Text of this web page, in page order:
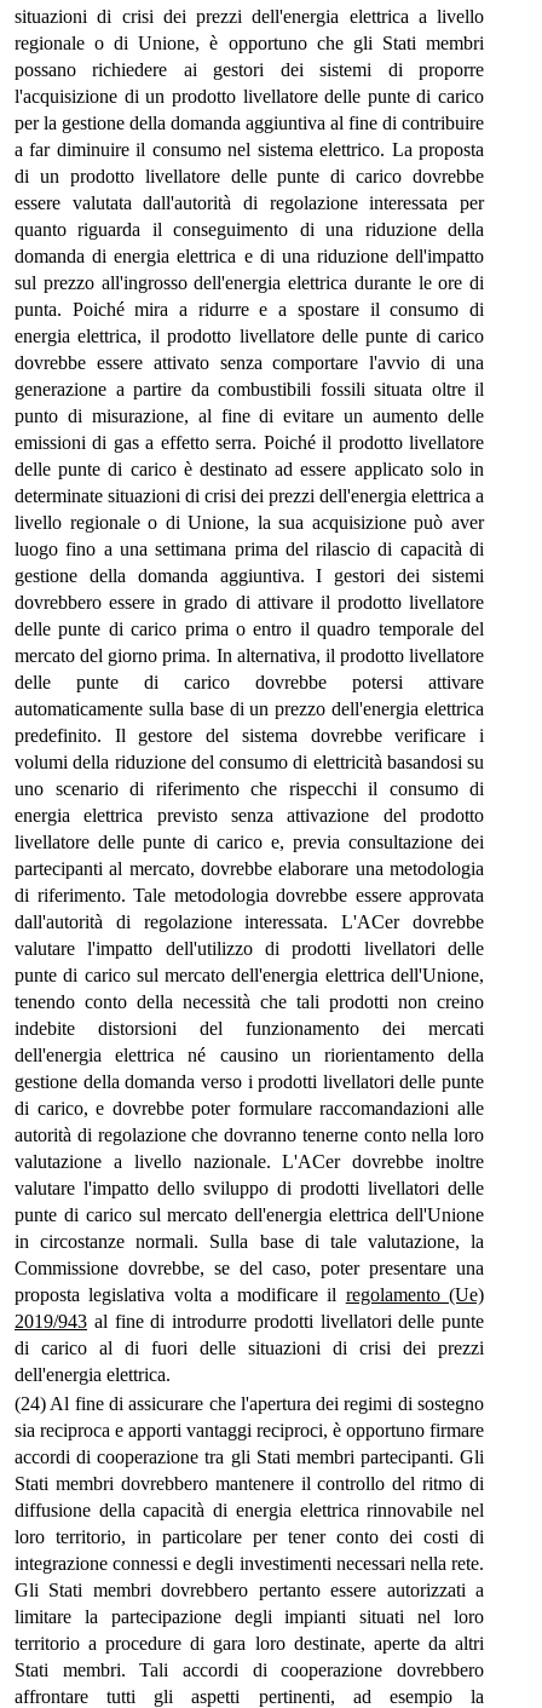
situazioni di crisi dei prezzi dell'energia elettrica a livello
regionale o di Unione, è opportuno che gli Stati membri
possano richiedere ai gestori dei sistemi di proporre
l'acquisizione di un prodotto livellatore delle punte di carico
per la gestione della domanda aggiuntiva al fine di contribuire
a far diminuire il consumo nel sistema elettrico. La proposta
di un prodotto livellatore delle punte di carico dovrebbe
essere valutata dall'autorità di regolazione interessata per
quanto riguarda il conseguimento di una riduzione della
domanda di energia elettrica e di una riduzione dell'impatto
sul prezzo all'ingrosso dell'energia elettrica durante le ore di
punta. Poiché mira a ridurre e a spostare il consumo di
energia elettrica, il prodotto livellatore delle punte di carico
dovrebbe essere attivato senza comportare l'avvio di una
generazione a partire da combustibili fossili situata oltre il
punto di misurazione, al fine di evitare un aumento delle
emissioni di gas a effetto serra. Poiché il prodotto livellatore
delle punte di carico è destinato ad essere applicato solo in
determinate situazioni di crisi dei prezzi dell'energia elettrica a
livello regionale o di Unione, la sua acquisizione può aver
luogo fino a una settimana prima del rilascio di capacità di
gestione della domanda aggiuntiva. I gestori dei sistemi
dovrebbero essere in grado di attivare il prodotto livellatore
delle punte di carico prima o entro il quadro temporale del
mercato del giorno prima. In alternativa, il prodotto livellatore
delle punte di carico dovrebbe potersi attivare
automaticamente sulla base di un prezzo dell'energia elettrica
predefinito. Il gestore del sistema dovrebbe verificare i
volumi della riduzione del consumo di elettricità basandosi su
uno scenario di riferimento che rispecchi il consumo di
energia elettrica previsto senza attivazione del prodotto
livellatore delle punte di carico e, previa consultazione dei
partecipanti al mercato, dovrebbe elaborare una metodologia
di riferimento. Tale metodologia dovrebbe essere approvata
dall'autorità di regolazione interessata. L'ACer dovrebbe
valutare l'impatto dell'utilizzo di prodotti livellatori delle
punte di carico sul mercato dell'energia elettrica dell'Unione,
tenendo conto della necessità che tali prodotti non creino
indebite distorsioni del funzionamento dei mercati
dell'energia elettrica né causino un riorientamento della
gestione della domanda verso i prodotti livellatori delle punte
di carico, e dovrebbe poter formulare raccomandazioni alle
autorità di regolazione che dovranno tenerne conto nella loro
valutazione a livello nazionale. L'ACer dovrebbe inoltre
valutare l'impatto dello sviluppo di prodotti livellatori delle
punte di carico sul mercato dell'energia elettrica dell'Unione
in circostanze normali. Sulla base di tale valutazione, la
Commissione dovrebbe, se del caso, poter presentare una
proposta legislativa volta a modificare il regolamento (Ue)
2019/943 al fine di introdurre prodotti livellatori delle punte
di carico al di fuori delle situazioni di crisi dei prezzi
dell'energia elettrica.
(24) Al fine di assicurare che l'apertura dei regimi di sostegno
sia reciproca e apporti vantaggi reciproci, è opportuno firmare
accordi di cooperazione tra gli Stati membri partecipanti. Gli
Stati membri dovrebbero mantenere il controllo del ritmo di
diffusione della capacità di energia elettrica rinnovabile nel
loro territorio, in particolare per tener conto dei costi di
integrazione connessi e degli investimenti necessari nella rete.
Gli Stati membri dovrebbero pertanto essere autorizzati a
limitare la partecipazione degli impianti situati nel loro
territorio a procedure di gara loro destinate, aperte da altri
Stati membri. Tali accordi di cooperazione dovrebbero
affrontare tutti gli aspetti pertinenti, ad esempio la